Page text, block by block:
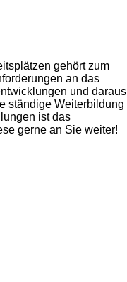
gehört zum
an das
und daraus
ständige Weiterbildung
ist das
gerne an Sie weiter!